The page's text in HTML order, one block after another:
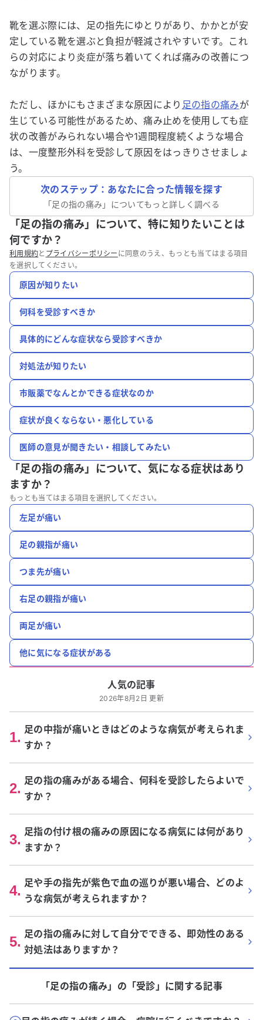
靴を選ぶ際には、足の指先にゆとりがあり、かかとが安
定している靴を選ぶと負担が軽減されやすいです。これ
らの対応により炎症が落ち着いてくれば痛みの改善につ
ながります。
ただし、ほかにもさまざまな原因により 足の指の痛みが
生じている可能性があるため、痛み止めを使用しても症
状の改善がみられない場合や1週間程度続くような場合
は、一度整形外科を受診して原因をはっきりさせましょ
う。
次のステップ：あなたに合った情報を探す
「足の指の痛み 」についてもっと詳しく調べる
「足の指の痛み」について、特に知りたいことは
何ですか？
利用規約と プライバシーポリシー に同意のうえ、もっとも当てはまる項目
を選択してください。
原因が知りたい
何科を受診すべきか
具体的にどんな症状なら受診すべきか
対処法が知りたい
市販薬でなんとかできる症状なのか
症状が良くならない・悪化している
医師の意見が聞きたい・相談してみたい
「足の指の痛み」について、気になる症状はあり
ますか？
もっとも当てはまる項目を選択してください。
左足が痛い
足の親指が痛い
つま先が痛い
右足の親指が痛い
両足が痛い
他に気になる症状がある
人気の記事
2026年8月2日 更新
1. 足の中指が痛いときはどのような病気が考えられま
すか？
2. 足の指の痛みがある場合、何科を受診したらよいで
すか？
3. 足指の付け根の痛みの原因になる病気には何があり
ますか？
4. 足や手の指先が紫色で血の巡りが悪い場合、どのよ
うな病気が考えられますか？
5. 足の指の痛みに対して自分でできる、即効性のある
対処法はありますか？
「足の指の痛み」 の「受診 」に関する記事